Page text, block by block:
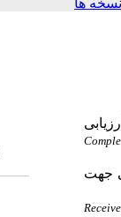
ها
جهت